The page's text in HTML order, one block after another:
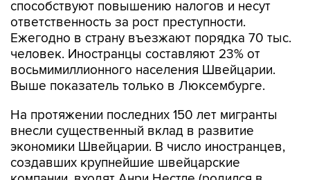
способствуют повышению налогов и несут
ответственность за рост преступности.
Ежегодно в страну въезжают порядка 70 тыс.
человек. Иностранцы составляют 23% от
восьмимиллионного населения Швейцарии.
Выше показатель только в Люксембурге.
На протяжении последних 150 лет мигранты
внесли существенный вклад в развитие
экономики Швейцарии. В число иностранцев,
создавших крупнейшие швейцарские